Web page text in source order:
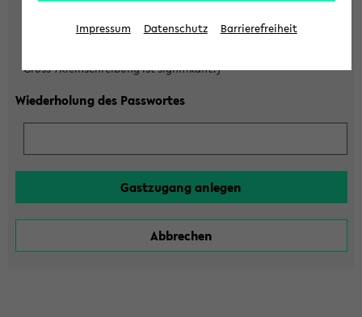
Gross-/Kleinschreibung ist signifikant!)
Wiederholung des Passwortes
Impressum Datenschutz Barrierefreiheit